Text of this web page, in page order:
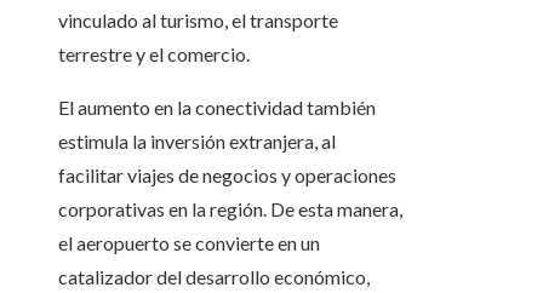
vinculado al turismo, el transporte
terrestre y el comercio.
El aumento en la conectividad también
estimula la inversión extranjera, al
facilitar viajes de negocios y operaciones
corporativas en la región. De esta manera,
el aeropuerto se convierte en un
catalizador del desarrollo económico,